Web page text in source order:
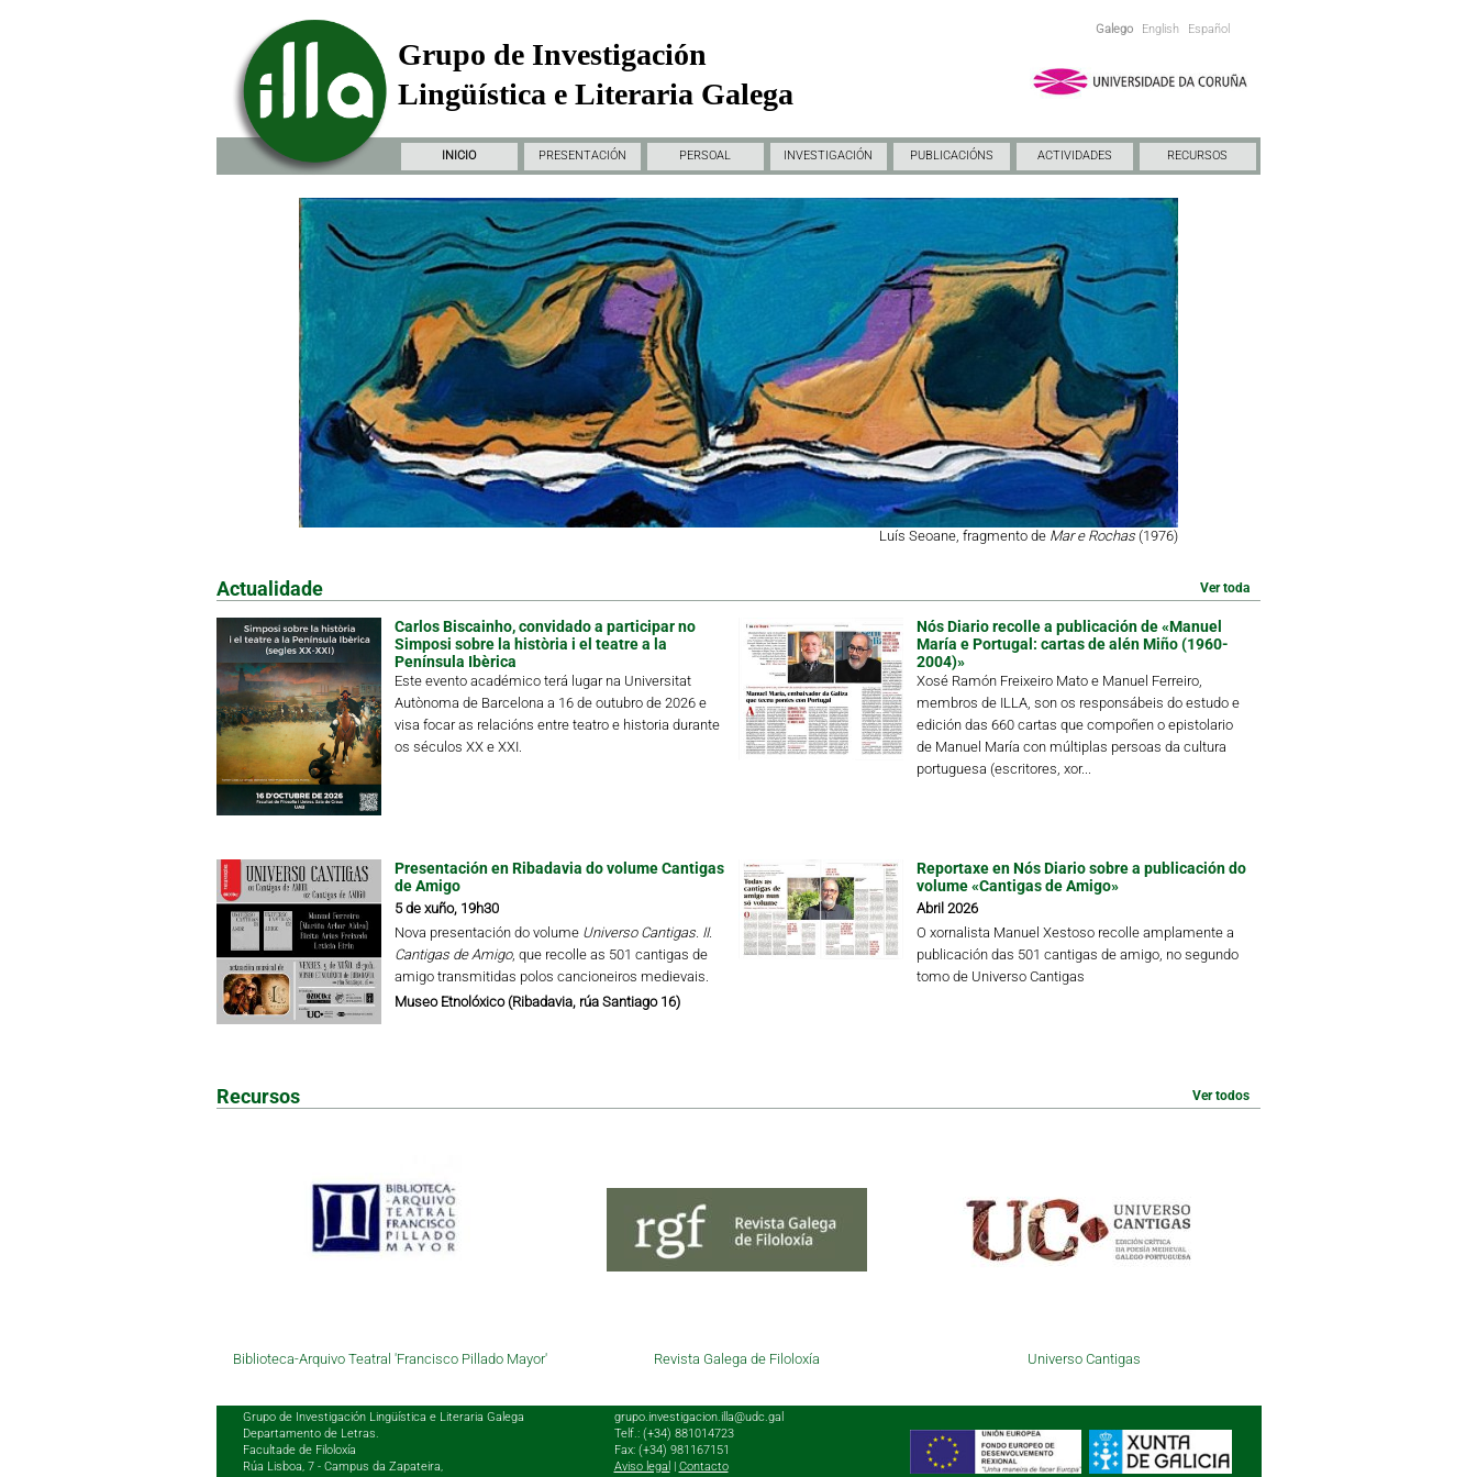
Galego English Español
Grupo de Investigación
Lingüística e Literaria Galega
INICIO PRESENTACIÓN PERSOAL INVESTIGACIÓN PUBLICACIÓNS ACTIVIDADES RECURSOS
Luís Seoane, fragmento deMar e Rochas (1976)
Actualidade Ver toda
Carlos Biscainho, convidado a participar no
Simposi sobre la història i el teatre a la
Península Ibèrica
Este evento académico terá lugar na Universitat
Autònoma de Barcelona a 16 de outubro de 2026 e
visa focar as relacións entre teatro e historia durante
os séculos XX e XXI.
Nós Diario recolle a publicación de «Manuel
María e Portugal: cartas de alén Miño (1960-
2004)»
Xosé Ramón Freixeiro Mato e Manuel Ferreiro,
membros de ILLA, son os responsábeis do estudo e
edición das 660 cartas que compoñen o epistolario
de Manuel María con múltiplas persoas da cultura
portuguesa (escritores, xor...
Presentación en Ribadavia do volume Cantigas
de Amigo
5 de xuño, 19h30
Nova presentación do volume Universo Cantigas. II.
Cantigas de Amigo, que recolle as 501 cantigas de
amigo transmitidas polos cancioneiros medievais.
Museo Etnolóxico (Ribadavia, rúa Santiago 16)
Reportaxe en Nós Diario sobre a publicación do
volume «Cantigas de Amigo»
Abril 2026
O xornalista Manuel Xestoso recolle amplamente a
publicación das 501 cantigas de amigo, no segundo
tomo de Universo Cantigas
Recursos Ver todos
Biblioteca-Arquivo Teatral 'Francisco Pillado Mayor' Revista Galega de Filoloxía Universo Cantigas
Grupo de Investigación Lingüística e Literaria Galega
Departamento de Letras.
Facultade de Filoloxía
Rúa Lisboa, 7 - Campus da Zapateira,
grupo.investigacion.illa@udc.gal
Telf.: (+34) 881014723
Fax: (+34) 981167151
Aviso legal | Contacto